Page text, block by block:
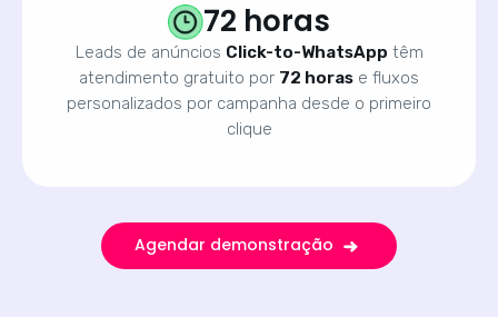
72 horas
Leads de anúncios Click-to-WhatsApp têm
atendimento gratuito por 72 horas e fluxos
personalizados por campanha desde o primeiro
clique
Agendar demonstração